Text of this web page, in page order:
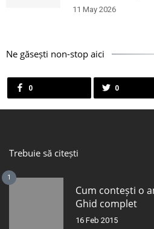
11 May 2026
Ne găsești non-stop aici
0 0
Trebuie să citești
1
Cum contești o
Ghid complet
16 Feb 2015